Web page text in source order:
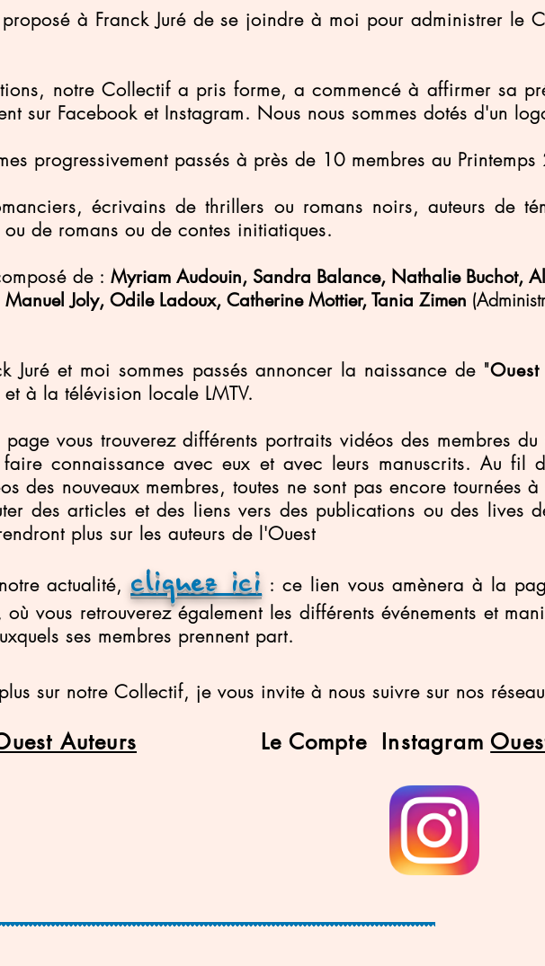
à Franck Juré de se joindre à moi pour administrer le
notre Collectif a pris forme, a commencé à affirmer sa
sur Facebook et Instagram. Nous nous sommes dotés d'un
progressivement passés à près de 10 membres au
écrivains de thrillers ou romans noirs, auteurs de
de romans ou de contes initiatiques.
de : Myriam Audouin, ​​Sandra Balance, Nathalie Buchot,
Manuel Joly, Odile Ladoux, Catherine Mottier, Tania Zimen
Juré et moi sommes passés annoncer la naissance de "
à la télévision locale LMTV.
vous trouverez différents portraits vidéos des membres
connaissance avec eux et avec leurs manuscrits. Au fil
des nouveaux membres, toutes ne sont pas encore tournées
des articles et des liens vers des publications ou des lives
plus sur les auteurs de l'Ouest
actualité,cliquez ici : ce lien vous amènera à la
vous retrouverez également les différents événements et
ses membres prennent part.
sur notre Collectif, je vous invite à nous suivre sur nos
Auteurs Le Compte Instagram